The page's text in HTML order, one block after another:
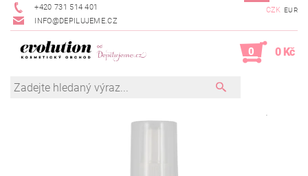
+420 731 514 401
INFO@DEPILUJEME.CZ
CZK EUR
0 0 Kč